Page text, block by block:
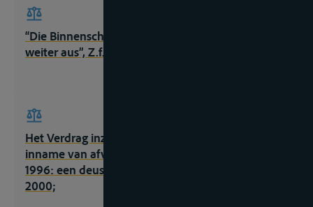
“Die Binnenschiffahrt baut Umweltvorsprung
weiter aus”, Z.f.B., 1996, nr. 10/1, 8;
Het Verdrag inzake de verzameling, afgifte en
inname van afval in de Rijn- en Binnenvaart in
1996: een deus ex machina, Antwerpen, paper,
2000;